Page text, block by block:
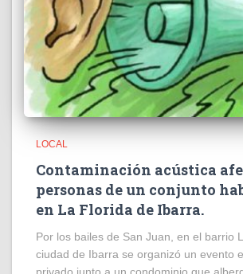
LOCAL
Contaminación acústica
personas de un conjunto
en La Florida de Ibarra.
Por los bailes de San Juan, en el barrio
ciudad de Ibarra se organizó un evento